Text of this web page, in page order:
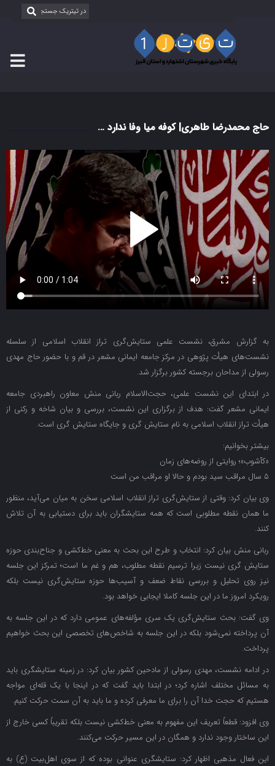
حاج محمدرضا طاهری| کوفه میا وفا ندارد …
به گزارش مشرق، نشست علمی ستایش‌گری تراز انقلاب اسلامی از سلسله
نشست‌های هیأت پژوهی در مرکز جامعه ایمانی مشعر در قم و با حضور حاج مهدی
رسولی از مداحان برجسته کشور برگزار شد.
در ابتدای این نشست علمی، حجت‌الاسلام‌ ربانی منش معاون راهبردی جامعه
ایمانی مشعر گفت: هدف از برگزاری این نشست‌، بررسی و بیان شاخه‌ و رکنی از
هیأت تراز انقلاب اسلامی به نام ستایش گری و جایگاه ستایش گری است.
بیشتر بخوانیم:
«کآشوب»؛ روایتی از روضه‌های زمان
۵ سال مراقب سید بودم و حالا او مراقب من است
وی بیان کرد: وقتی از ستایش‌گری تراز انقلاب اسلامی سخن به میان می‌آید، منظور
ما همان نقطه مطلوبی است که همه ستایشگران باید برای دستیابی به آن تلاش
کنند.
ربانی منش بیان کرد: انتخاب و طرح این بحث به معنی خط‌کشی و جناح‌بندی حوزه
ستایش گری نیست زیرا ترسیم نقطه مطلوب، هم و غم ما است؛ تمرکز این جلسه
نیز روی تحلیل و بررسی نقاط ‌ضعف و آسیب‌ها حوزه ستایش‌گری نیست بلکه
رویکرد امروز ما در این جلسه کاملا ایجابی خواهد بود.
وی گفت: بحث ستایش‌گری یک سری مؤلفه‌های عمومی دارد که در این جلسه به
آن پرداخته نمی‌شود بلکه در این جلسه به شاخص‌های تخصصی این بحث خواهیم
پرداخت.
در ادامه نشست، مهدی رسولی از مادحین کشور بیان کرد: در زمینه ستایشگری باید
به مسائل مختلف اشاره کرد؛ در ابتدا باید گفت که در اینجا با یک قله‌ای مواجه
هستیم که حجت خدا آن را برای ما معرفی کرده و ما باید به آن سمت حرکت کنیم.
وی افزود: قطعاً تعریف این مفهوم به معنی خط‌کشی نیست بلکه تقریباً کسی خارج از
این ساختار وجود ندارد و همگان در این مسیر حرکت می‌کنند.
این فعال مذهبی اظهار کرد: ستایشگری عنوانی بوده که از سوی اهل‌بیت (ع) به